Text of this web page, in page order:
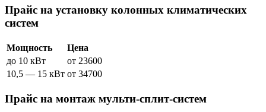
Прайс на установку колонных климатических
систем
Мощность
Цена
до 10 кВт
от 23600
10,5 — 15 кВт от 34700
Прайс на монтаж мульти-сплит-систем